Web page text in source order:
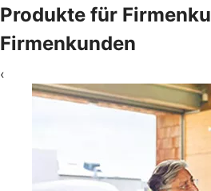
Produkte für
Firmenkunden
‹